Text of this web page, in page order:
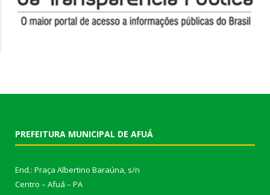
PREFEITURA MUNICIPAL DE AFUÁ
End.: Praça Albertino Baraúna, s/n
Centro – Afuá – PA